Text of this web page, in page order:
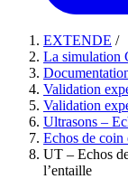
EXTENDE /
La simulation
Validation
Validation
Ultrasons –
Echos de coin
UT – Echos
l’entaille